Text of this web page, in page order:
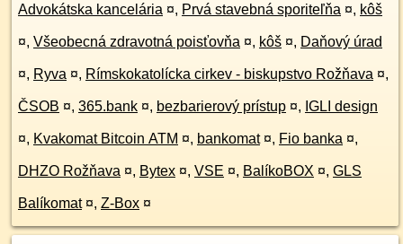
Advokátska kancelária ¤, Prvá stavebná sporiteľňa ¤, kôš
¤, Všeobecná zdravotná poisťovňa ¤, kôš ¤, Daňový úrad
¤, Ryva ¤, Rímskokatolícka cirkev - biskupstvo Rožňava ¤,
ČSOB ¤, 365.bank ¤, bezbarierový prístup ¤, IGLI design
¤, Kvakomat Bitcoin ATM ¤, bankomat ¤, Fio banka ¤,
DHZO Rožňava ¤, Bytex ¤, VSE ¤, BalíkoBOX ¤, GLS
Balíkomat ¤, Z-Box ¤